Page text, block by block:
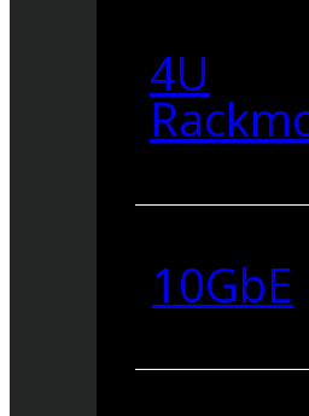
4U
10GbE